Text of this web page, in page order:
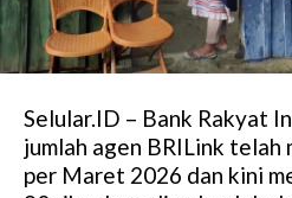
Selular.ID – Bank Rakyat
jumlah agen BRILink telah
per Maret 2026 dan kini